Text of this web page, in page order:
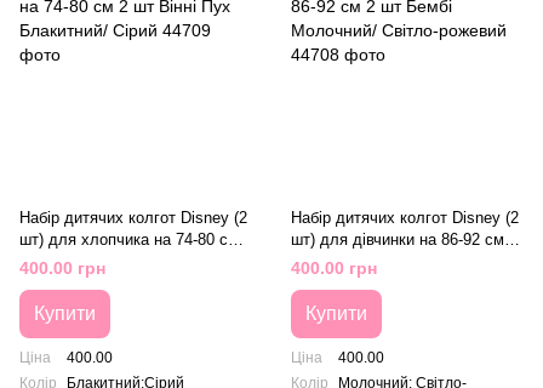
Набір дитячих колгот Disney (2
шт) для хлопчика на 74-80 см 2
шт Вінні Пух Блакитний/ Сірий
400.00 грн
Купити
Ціна
400.00
Колір
Блакитний;Сірий
Набір дитячих колгот Disney (2
шт) для дівчинки на 86-92 см 2
шт Бембі Молочний/ Світло-
400.00 грн
Купити
Ціна
400.00
Колір
Молочний; Світло-